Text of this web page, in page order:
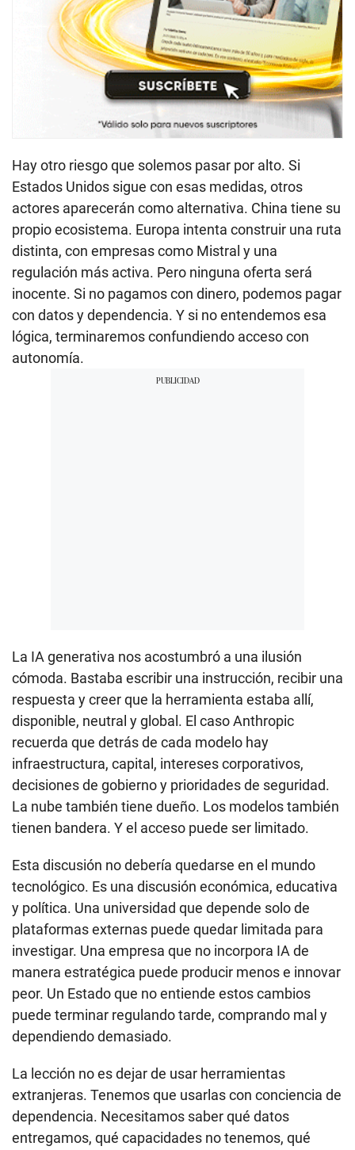
Hay otro riesgo que solemos pasar por alto. Si
Estados Unidos sigue con esas medidas, otros
actores aparecerán como alternativa. China tiene su
propio ecosistema. Europa intenta construir una ruta
distinta, con empresas como Mistral y una
regulación más activa. Pero ninguna oferta será
inocente. Si no pagamos con dinero, podemos pagar
con datos y dependencia. Y si no entendemos esa
lógica, terminaremos confundiendo acceso con
autonomía.
La IA generativa nos acostumbró a una ilusión
cómoda. Bastaba escribir una instrucción, recibir una
respuesta y creer que la herramienta estaba allí,
disponible, neutral y global. El caso Anthropic
recuerda que detrás de cada modelo hay
infraestructura, capital, intereses corporativos,
decisiones de gobierno y prioridades de seguridad.
La nube también tiene dueño. Los modelos también
tienen bandera. Y el acceso puede ser limitado.
Esta discusión no debería quedarse en el mundo
tecnológico. Es una discusión económica, educativa
y política. Una universidad que depende solo de
plataformas externas puede quedar limitada para
investigar. Una empresa que no incorpora IA de
manera estratégica puede producir menos e innovar
peor. Un Estado que no entiende estos cambios
puede terminar regulando tarde, comprando mal y
dependiendo demasiado.
La lección no es dejar de usar herramientas
extranjeras. Tenemos que usarlas con conciencia de
dependencia. Necesitamos saber qué datos
entregamos, qué capacidades no tenemos, qué